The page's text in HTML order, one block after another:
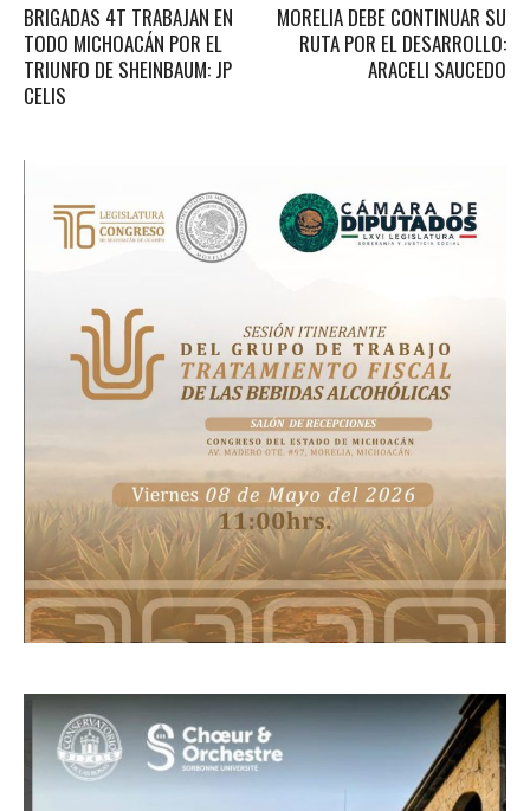
BRIGADAS 4T TRABAJAN EN
TODO MICHOACÁN POR EL
TRIUNFO DE SHEINBAUM: JP
CELIS
MORELIA DEBE CONTINUAR SU
RUTA POR EL DESARROLLO:
ARACELI SAUCEDO